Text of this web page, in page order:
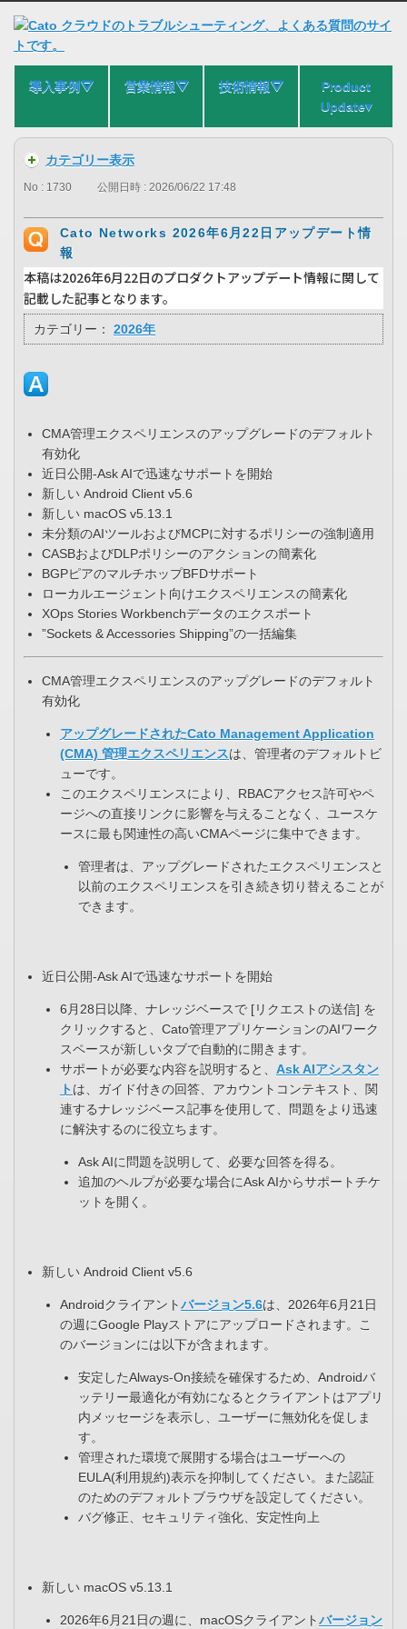
導入事例⛛ 営業情報⛛ 技術情報⛛
Product
Update▾
カテゴリー表示
No : 1730 公開日時 : 2026/06/22 17:48
Cato Networks 2026年6月22日アップデート情
報
本稿は2026年6月22日のプロダクトアップデート情報に関して
記載した記事となります。
カテゴリー： 2026年
CMA管理エクスペリエンスのアップグレードのデフォルト
有効化
近日公開-Ask AIで迅速なサポートを開始​
新しい Android Client v5.6​
新しい macOS v5.13.1​
未分類のAIツールおよびMCPに対するポリシーの強制適用​
CASBおよびDLPポリシーのアクションの簡素化​
BGPピアのマルチホップBFDサポート​
ローカルエージェント向けエクスペリエンスの簡素化​
XOps Stories Workbenchデータのエクスポート​
”Sockets & Accessories Shipping”の一括編集
​CMA管理エクスペリエンスのアップグレードのデフォルト
有効化
アップグレードされたCato Management Application
(CMA) 管理エクスペリエンスは、管理者のデフォルトビ
ューです。​
このエクスペリエンスにより、RBACアクセス許可やペ
ージへの直接リンクに影響を与えることなく、ユースケ
ースに最も関連性の高いCMAページに集中できます。
管理者は、アップグレードされたエクスペリエンスと
以前のエクスペリエンスを引き続き切り替えることが
できます。
近日公開-Ask AIで迅速なサポートを開始​
6月28日以降、ナレッジベースで [リクエストの送信] を
クリックすると、Cato管理アプリケーションのAIワーク
スペースが新しいタブで自動的に開きます。​
サポートが必要な内容を説明すると、 Ask AIアシスタン
トは、ガイド付きの回答、アカウントコンテキスト、関
連するナレッジベース記事を使用して、問題をより迅速
に解決するのに役立ちます。​
Ask AIに問題を説明して、必要な回答を得る。​
追加のヘルプが必要な場合にAsk AIからサポートチケ
ットを開く。
新しい Android Client v5.6​
Androidクライアントバージョン5.6は、2026年6月21日
の週にGoogle Playストアにアップロードされます。こ
のバージョンには以下が含まれます。​
安定したAlways-On接続を確保するため、Androidバ
ッテリー最適化が有効になるとクライアントはアプリ
内メッセージを表示し、ユーザーに無効化を促しま
す。​
管理された環境で展開する場合はユーザーへの
EULA(利用規約)表示を抑制してください。また認証
のためのデフォルトブラウザを設定してください。​
バグ修正、セキュリティ強化、安定性向上
新しい macOS v5.13.1​
2026年6月21日の週に、macOSクライアントバージョン